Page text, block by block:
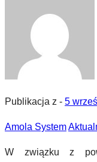
Publikacja z - 5
Amola System
W związku z